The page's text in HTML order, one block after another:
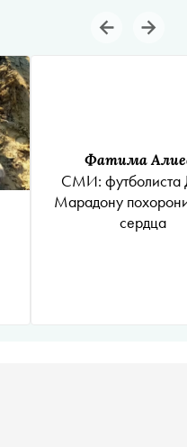
Фатима
СМИ: футболиста
Марадону
сердца